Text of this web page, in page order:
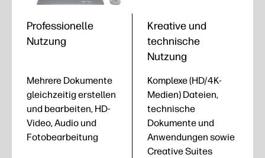
Professionelle
Nutzung
Kreative und
technische
Nutzung
Mehrere Dokumente
gleichzeitig erstellen
und bearbeiten, HD-
Video, Audio und
Fotobearbeitung
Komplexe (HD/4K-
Medien) Dateien,
technische
Dokumente und
Anwendungen sowie
Creative Suites